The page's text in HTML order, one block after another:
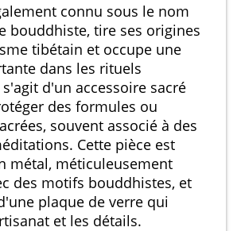
connu sous le nom
bouddhiste, tire ses origines
tibétain et occupe une
dans les rituels
d'un accessoire sacré
des formules ou
souvent associé à des
Cette pièce est
métal, méticuleusement
des motifs bouddhistes, et
plaque de verre qui
et les détails.